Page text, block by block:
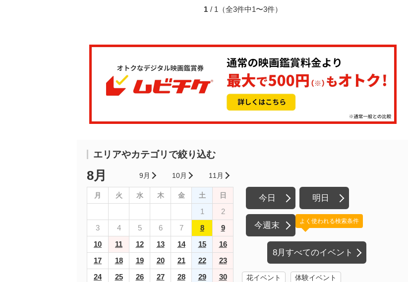
1 / 1（全3件中1〜3件）
エリアやカテゴリで絞り込む
8月 9月 10月 11月
月 火 水 木 金 土 日
1
2
3
4 5 6 7 8
9
10
11 12 13 14 15
16
17
18 19 20 21 22
23
24
25 26 27 28 29
30
今日 明日
今週末
8月すべてのイベント
よく使われる検索条件
花イベント
体験イベント